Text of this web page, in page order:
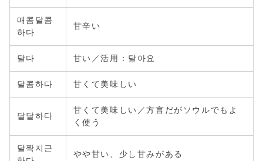
매콤달콤
하다
甘辛い
달다 甘い／活用：달아요
달콤하다 甘くて美味しい
달달하다
甘くて美味しい／方言だがソウルでもよ
く使う
달짝지근
やや甘い、少し甘みがある